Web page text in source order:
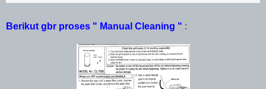
Berikut gbr proses " Manual Cleaning " :